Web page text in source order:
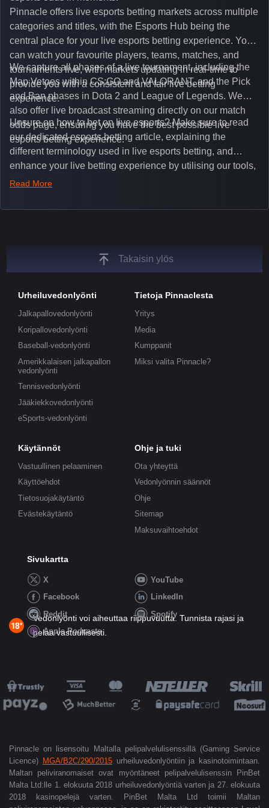
Pinnacle offers live esports betting markets across multiple
categories and titles, with the Esports Hub being the
central place for your live esports betting experience. You
can watch your favourite players, teams, matches, and
tournaments live, with markets updating in real-time to
provide you with a consistent and fair live betting
experience.
We capture all phases of a live tournament, including the
Map Vetoes within CS:GO and VALORANT, and the Pick
and Ban phases in Dota 2 and League of Legends. We
also offer live broadcast streaming directly on our match
odds page, ensuring you have the best possible live
esports betting experience.
Unsure on how to bet on live esports? Make sure to read
our dedicated esports betting article, explaining the
different terminology used in live esports betting, and
enhance your live betting experience by utilising our tools,
such as integrated live broadcasts, match and round
unique insights on the latest esports events.
Read More
Takaisin ylös
Urheiluvedonlyönti
Jalkapallovedonlyönti
Koripallovedonlyönti
Baseball-vedonlyönti
Amerikkalaisen jalkapallon
vedonlyönti
Tennisvedonlyönti
Jääkiekkovedonlyönti
eSports-vedonlyönti
Tietoja Pinnaclesta
Yritys
Media
Kumppanit
Miksi valita Pinnacle?
Käytännöt
Vastuullinen pelaaminen
Käyttöehdot
Tietosuojakäytäntö
Evästekäytäntö
Ohje ja tuki
Ota yhteyttä
Vedonlyönnin säännöt
Ohje
Sitemap
Maksuvaihtoehdot
Sivukartta
X
YouTube
Facebook
LinkedIn
Reddit
Spotify
Apple Podcasts
Vedonlyönti voi aiheuttaa riippuvuutta. Tunnista rajasi ja
pelaa vastuullisesti.
Pinnacle on lisensoitu Maltalla pelipalvelulisenssillä (Gaming Service
Licence) MGA/B2C/290/2015urheiluvedonlyöntiin ja kasinotoimintaan.
Maltan peliviranomaiset ovat myöntäneet pelipalvelulisenssin PinBet
Malta Ltd:lle 1. elokuuta 2018 urheiluvedonlyöntiä varten ja 27. elokuuta
2018 kasinopelejä varten. PinBet Malta Ltd toimii Maltan